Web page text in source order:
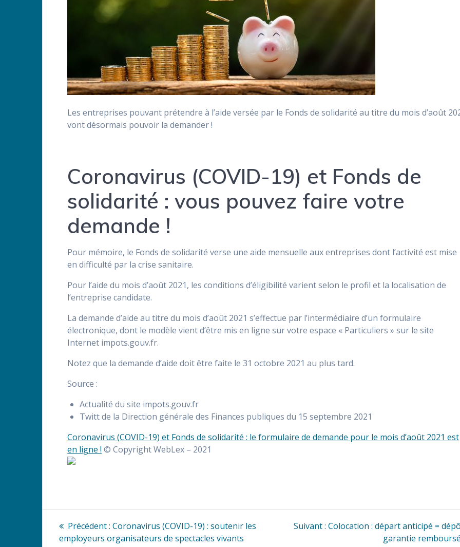
Les entreprises pouvant prétendre à l’aide versée par le Fonds de solidarité au titre du mois d’août
vont désormais pouvoir la demander !
Coronavirus (COVID-19) et Fonds de
solidarité : vous pouvez faire votre
demande !
Pour mémoire, le Fonds de solidarité verse une aide mensuelle aux entreprises dont l’activité est mise
en difficulté par la crise sanitaire.
Pour l’aide du mois d’août 2021, les conditions d’éligibilité varient selon le profil et la localisation de
l’entreprise candidate.
La demande d’aide au titre du mois d’août 2021 s’effectue par l’intermédiaire d’un formulaire
électronique, dont le modèle vient d’être mis en ligne sur votre espace « Particuliers » sur le site
Internet impots.gouv.fr.
Notez que la demande d’aide doit être faite le 31 octobre 2021 au plus tard.
Source :
Actualité du site impots.gouv.fr
Twitt de la Direction générale des Finances publiques du 15 septembre 2021
Coronavirus (COVID-19) et Fonds de solidarité : le formulaire de demande pour le mois d’août 2021 est
en ligne ! © Copyright WebLex – 2021
Navigation
Précédent : Article
précédent
Coronavirus (COVID-19) : soutenir les
employeurs organisateurs de spectacles vivants
Suivant : Article
Colocation : départ anticipé =
garantie